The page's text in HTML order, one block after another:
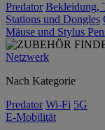
Predator Bekleidung,
Stations und Dongles
Mäuse und Stylus
Netzwerk
Nach Kategorie
Predator Wi-Fi 5G
E-Mobilität